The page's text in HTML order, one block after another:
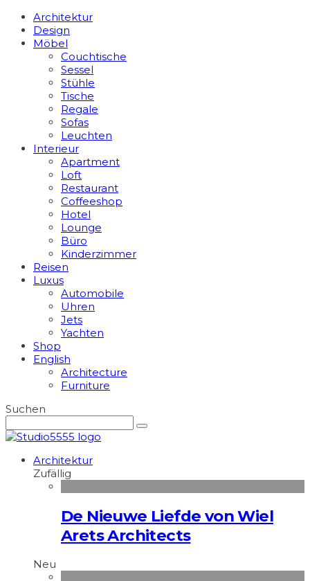
Architektur
Design
Möbel
Couchtische
Sessel
Stühle
Tische
Regale
Sofas
Leuchten
Interieur
Apart­ment
Loft
Restaurant
Coffeeshop
Hotel
Lounge
Büro
Kinderzimmer
Reisen
Luxus
Automobile
Uhren
Jets
Yachten
Shop
English
Architecture
Furniture
Suchen
Architektur
Zufällig
De Nieuwe Liefde von Wiel
Arets Architects
Neu